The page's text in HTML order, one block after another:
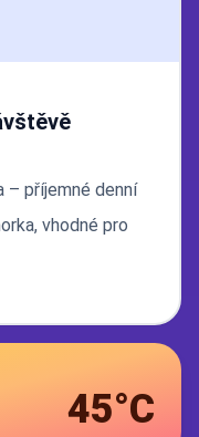
– příjemné denní
vhodné pro
45°C